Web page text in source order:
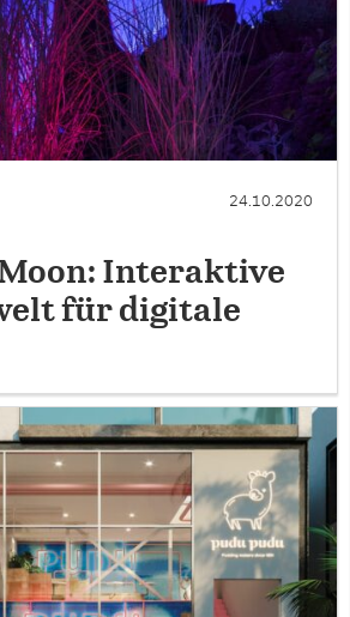
24.10.2020
Interaktive
für digitale